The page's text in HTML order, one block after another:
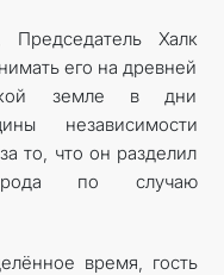
Председатель Халк
его на древней
земле в дни
независимости
то, что он разделил
по случаю
время, гость